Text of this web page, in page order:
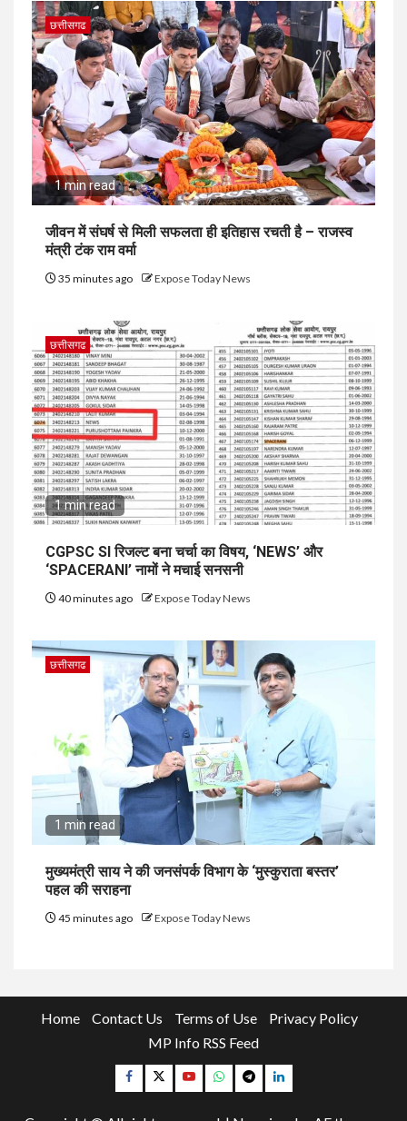
छत्तीसगढ
1 min read
जीवन में संघर्ष से मिली सफलता ही इतिहास रचती है – राजस्व
मंत्री टंक राम वर्मा
35 minutes ago Expose Today News
छत्तीसगढ
1 min read
CGPSC SI रिजल्ट बना चर्चा का विषय, ‘NEWS’ और
‘SPACERANI’ नामों ने मचाई सनसनी
40 minutes ago Expose Today News
छत्तीसगढ
1 min read
मुख्यमंत्री साय ने की जनसंपर्क विभाग के ‘मुस्कुराता बस्तर’
पहल की सराहना
45 minutes ago Expose Today News
Home Contact Us Terms of Use
Privacy Policy
MP Info RSS Feed
Facebook
TwitterYouTubeWhatsapp
TelegramLinkedin